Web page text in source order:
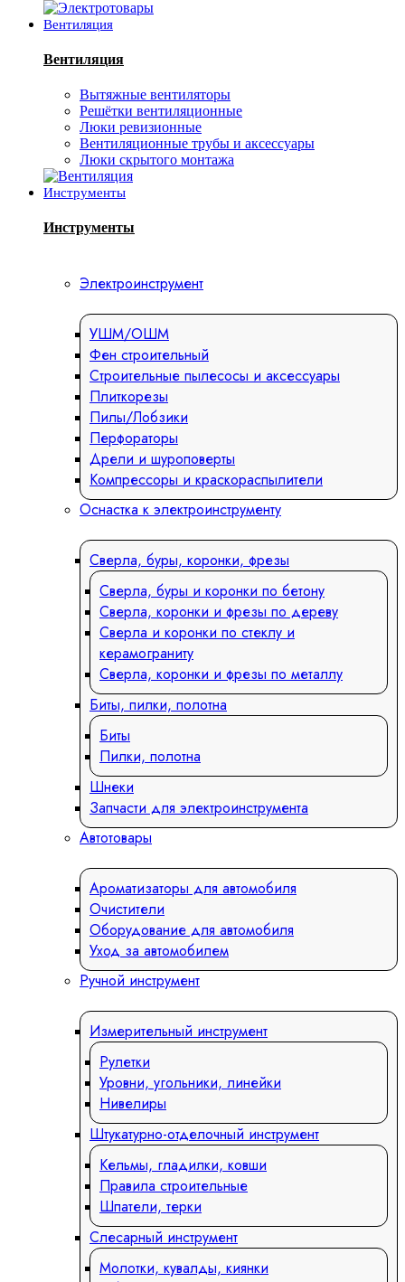
Вентиляция
Вентиляция
Вытяжные вентиляторы
Решётки вентиляционные
Люки ревизионные
Вентиляционные трубы и аксессуары
Люки скрытого монтажа
Инструменты
Инструменты
Электроинструмент
УШМ/ОШМ
Фен строительный
Строительные пылесосы и аксессуары
Плиткорезы
Пилы/Лобзики
Перфораторы
Дрели и шуроповерты
Компрессоры и краскораспылители
Оснастка к электроинструменту
Сверла, буры, коронки, фрезы
Сверла, буры и коронки по бетону
Сверла, коронки и фрезы по дереву
Сверла и коронки по стеклу и
керамограниту
Сверла, коронки и фрезы по металлу
Биты, пилки, полотна
Биты
Пилки, полотна
Шнеки
Запчасти для электроинструмента
Автотовары
Ароматизаторы для автомобиля
Очистители
Оборудование для автомобиля
Уход за автомобилем
Ручной инструмент
Измерительный инструмент
Рулетки
Уровни, угольники, линейки
Нивелиры
Штукатурно-отделочный инструмент
Кельмы, гладилки, ковши
Правила строительные
Шпатели, терки
Слесарный инструмент
Молотки, кувалды, киянки